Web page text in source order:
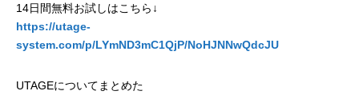
14日間無料お試しはこちら↓
https://utage-
system.com/p/LYmND3mC1QjP/NoHJNNwQdcJU
UTAGEについてまとめた